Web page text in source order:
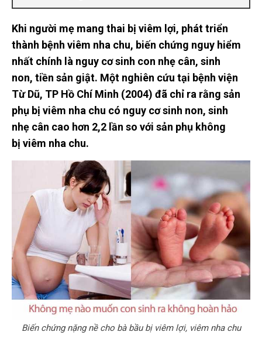
Khi người mẹ mang thai bị viêm lợi, phát triển
thành bệnh viêm nha chu, biến chứng nguy hiểm
nhất chính là nguy cơsinh con nhẹ cân, sinh
non, tiền sản giật. Một nghiên cứu tại bệnh viện
TừDũ, TP Hồ Chí Minh (2004) đã chỉ ra rằng sản
phụ bị viêm nha chu có nguy cơsinh non, sinh
nhẹ cân cao hơn 2,2 lần so với sản phụ không
bị viêm nha chu.
Biến chứng nặng nề cho bà bầu bị viêm lợi, viêm nha chu